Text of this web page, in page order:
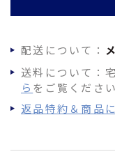
配送について：
送料について：
ら をご覧ください
返品特約＆商品